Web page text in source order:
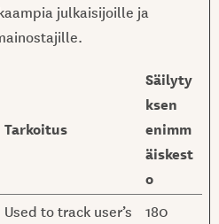
julkaisijoille ja
Tarkoitus
Säilyty
ksen
enimm
äiskest
o
Used to track user’s
180